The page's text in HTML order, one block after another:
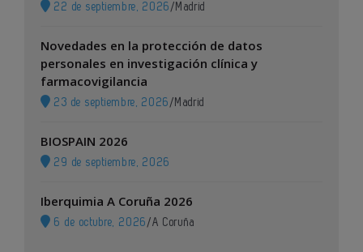
22 de septiembre, 2026 / Madrid
Novedades en la protección de datos
personales en investigación clínica y
farmacovigilancia
23 de septiembre, 2026 / Madrid
BIOSPAIN 2026
29 de septiembre, 2026
Iberquimia A Coruña 2026
6 de octubre, 2026 /A Coruña